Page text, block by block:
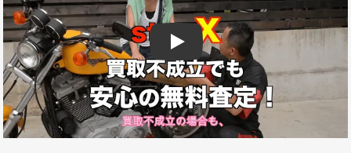
Play